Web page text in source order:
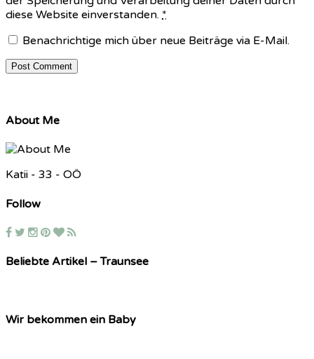
diese Website einverstanden. *
Benachrichtige mich über neue Beiträge via E-Mail.
About Me
Katii - 33 - OÖ
Follow
Beliebte Artikel – Traunsee
Wir bekommen ein Baby